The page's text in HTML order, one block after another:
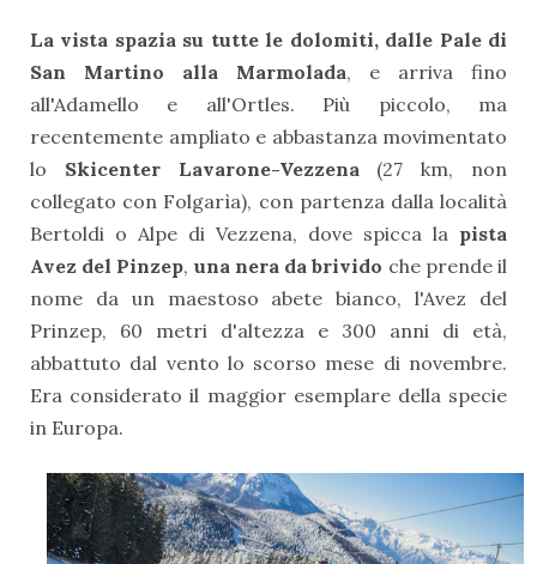
La vista spazia su tutte le dolomiti, dalle Pale di
San Martino alla Marmolada, e arriva fino
all'Adamello e all'Ortles. Più piccolo, ma
recentemente ampliato e abbastanza movimentato
lo Skicenter Lavarone-Vezzena (27 km, non
collegato con Folgarìa), con partenza dalla località
Bertoldi o Alpe di Vezzena, dove spicca la pista
Avez del Pinzep, una nera da brivido che prende il
nome da un maestoso abete bianco, l'Avez del
Prinzep, 60 metri d'altezza e 300 anni di età,
abbattuto dal vento lo scorso mese di novembre.
Era considerato il maggior esemplare della specie
in Europa.